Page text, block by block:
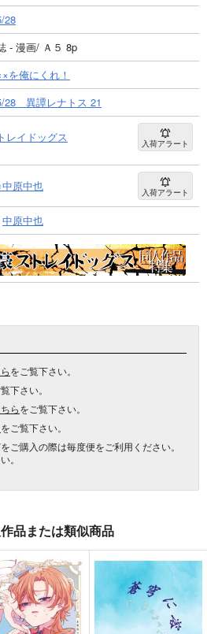
28
- 漫画/ Ａ５ 8p
を俺にくれ！
28 異譚レナトス 21
レイドッグス 入荷アラート
原中也 入荷アラート
中原中也
をご覧下さい。
下さい。
らをご覧下さい。
をご覧下さい。
ご購入の際は毎度便をご利用ください。
。
品または類似商品